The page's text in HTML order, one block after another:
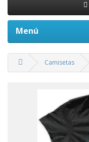
Menú
Camisetas